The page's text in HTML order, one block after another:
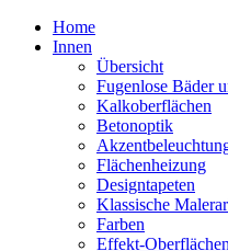
Home
Innen
Übersicht
Fugenlose Bäder
Kalkoberflächen
Betonoptik
Flächenheizung
Designtapeten
Klassische
Farben
Effekt-